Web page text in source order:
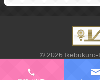
© 2026 Ikebukuro-